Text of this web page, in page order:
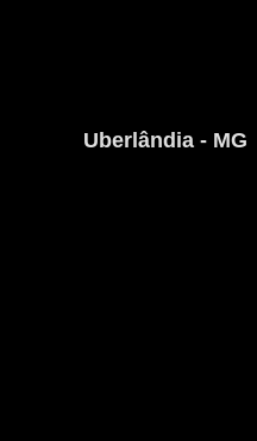
Uberlândia - MG